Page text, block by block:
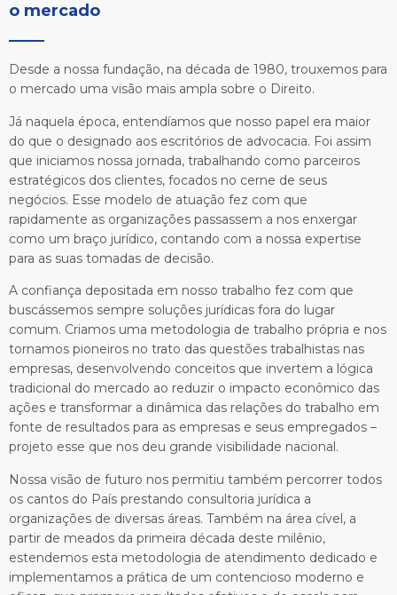
o mercado
Desde a nossa fundação, na década de 1980, trouxemos para
o mercado uma visão mais ampla sobre o Direito.
Já naquela época, entendíamos que nosso papel era maior
do que o designado aos escritórios de advocacia. Foi assim
que iniciamos nossa jornada, trabalhando como parceiros
estratégicos dos clientes, focados no cerne de seus
negócios. Esse modelo de atuação fez com que
rapidamente as organizações passassem a nos enxergar
como um braço jurídico, contando com a nossa expertise
para as suas tomadas de decisão.
A confiança depositada em nosso trabalho fez com que
buscássemos sempre soluções jurídicas fora do lugar
comum. Criamos uma metodologia de trabalho própria e nos
tornamos pioneiros no trato das questões trabalhistas nas
empresas, desenvolvendo conceitos que invertem a lógica
tradicional do mercado ao reduzir o impacto econômico das
ações e transformar a dinâmica das relações do trabalho em
fonte de resultados para as empresas e seus empregados –
projeto esse que nos deu grande visibilidade nacional.
Nossa visão de futuro nos permitiu também percorrer todos
os cantos do País prestando consultoria jurídica a
organizações de diversas áreas. Também na área cível, a
partir de meados da primeira década deste milênio,
estendemos esta metodologia de atendimento dedicado e
implementamos a prática de um contencioso moderno e